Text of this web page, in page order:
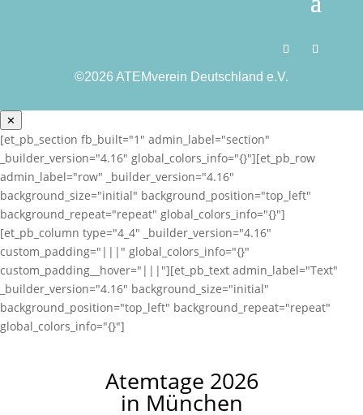
©2026 ATEMverein Deutschland e.V.
✕
[et_pb_section fb_built="1" admin_label="section"
_builder_version="4.16" global_colors_info="{}"][et_pb_row
admin_label="row" _builder_version="4.16"
background_size="initial" background_position="top_left"
background_repeat="repeat" global_colors_info="{}"]
[et_pb_column type="4_4" _builder_version="4.16"
custom_padding="|||" global_colors_info="{}"
custom_padding__hover="|||"][et_pb_text admin_label="Text"
_builder_version="4.16" background_size="initial"
background_position="top_left" background_repeat="repeat"
global_colors_info="{}"]
Atemtage 2026
in München